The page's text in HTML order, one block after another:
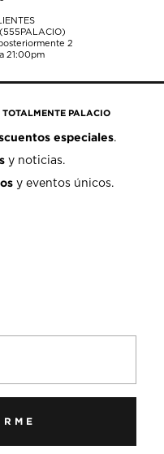
2
21:00pm
PALACIO
especiales.
y noticias.
y eventos únicos.